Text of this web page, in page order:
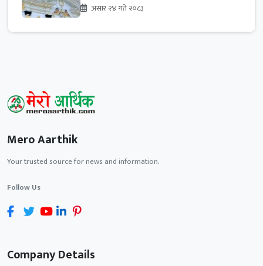
असार २४ गते २०८३
Mero Aarthik
Your trusted source for news and information.
Follow Us
Company Details